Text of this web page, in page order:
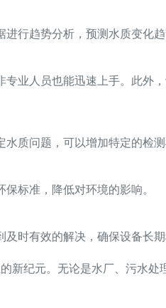
行趋势分析，预测水质变化
业人员也能迅速上手。此外
质问题，可以增加特定的检
标准，降低对环境的影响。
时有效的解决，确保设备长期
新纪元。无论是水厂、污水